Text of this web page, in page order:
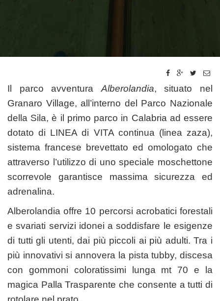
Il parco avventura Alberolandia, situato nel
Granaro Village, all’interno del Parco Nazionale
della Sila, è il primo parco in Calabria ad essere
dotato di LINEA di VITA continua (linea zaza),
sistema francese brevettato ed omologato che
attraverso l’utilizzo di uno speciale moschettone
scorrevole garantisce massima sicurezza ed
adrenalina.
Alberolandia offre 10 percorsi acrobatici forestali
e svariati servizi idonei a soddisfare le esigenze
di tutti gli utenti, dai più piccoli ai più adulti. Tra i
più innovativi si annovera la pista tubby, discesa
con gommoni coloratissimi lunga mt 70 e la
magica Palla Trasparente che consente a tutti di